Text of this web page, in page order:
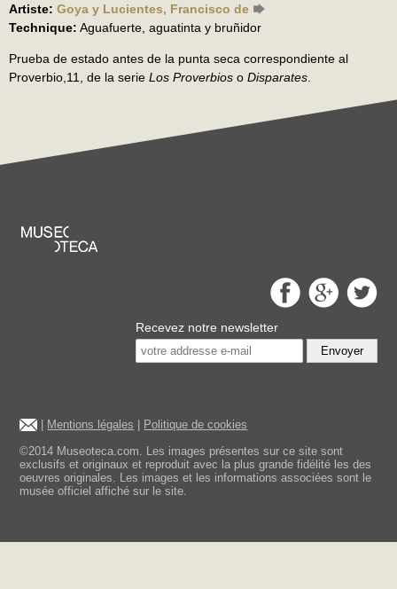
Artiste: Goya y Lucientes, Francisco de
Technique: Aguafuerte, aguatinta y bruñidor
Prueba de estado antes de la punta seca correspondiente al
Proverbio,11, de la serie Los Proverbios o Disparates
Recevez notre newsletter
Envoyer
Mentions légales
Politique de cookies
©2014 Museoteca.com. Les images présentes sur ce site sont
exclusifs et originaux et reproduit avec la plus grande fidélité les des
oeuvres originales. Les images et les informations associées sont le
musée officiel affiché sur le site.